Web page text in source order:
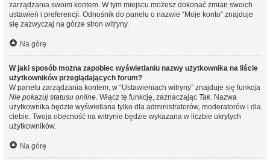
zarządzania swoim kontem. W tym miejscu możesz dokonać zmian swoich
ustawień i preferencji. Odnośnik do panelu o nazwie “Moje konto” znajduje
się zazwyczaj na górze stron witryny.
Na górę
W jaki sposób można zapobiec wyświetlaniu nazwy użytkownika na liście
użytkowników przeglądających forum?
W panelu zarządzania kontem, w “Ustawieniach witryny” znajduje się funkcja
Nie pokazuj statusu online. Włącz tę funkcję, zaznaczając Tak. Nazwa
użytkownika będzie wyświetlana tylko dla administratorów, moderatorów i dla
ciebie. Twoja obecność na witrynie będzie wykazana w liczbie ukrytych
użytkowników.
Na górę